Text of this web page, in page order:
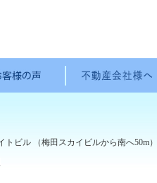
トビル （梅田スカイビルから南へ50m）